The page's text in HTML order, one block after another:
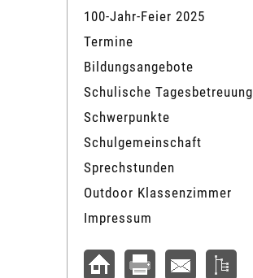
100-Jahr-Feier 2025
Termine
Bildungsangebote
Schulische Tagesbetreuung
Schwerpunkte
Schulgemeinschaft
Sprechstunden
Outdoor Klassenzimmer
Impressum